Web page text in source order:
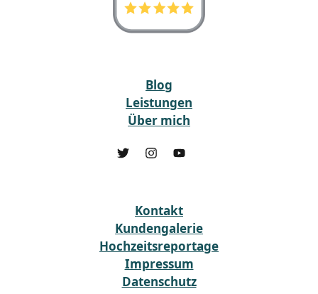
Blog
Leistungen
Über mich
Kontakt
Kundengalerie
Hochzeitsreportage
Impressum
Datenschutz